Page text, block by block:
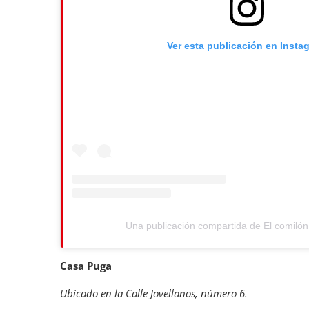
Ver esta publicación en
Una publicación compartida de El
Casa Puga
Ubicado en la Calle Jovellanos, número 6.